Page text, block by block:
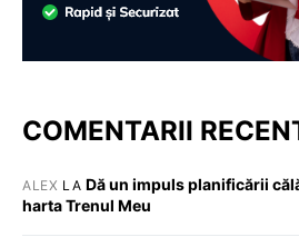
COMENTARII
ALEX LA Dă un impuls planificării
harta Trenul Meu